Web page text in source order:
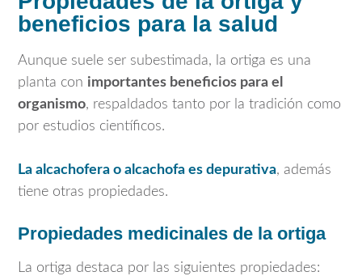
beneficios para la salud
Aunque suele ser subestimada, la ortiga es una
planta con importantes beneficios para el
organismo, respaldados tanto por la tradición como
por estudios científicos.
La alcachofera o alcachofa es depurativa, además
tiene otras propiedades.
Propiedades medicinales de la ortiga
La ortiga destaca por las siguientes propiedades: